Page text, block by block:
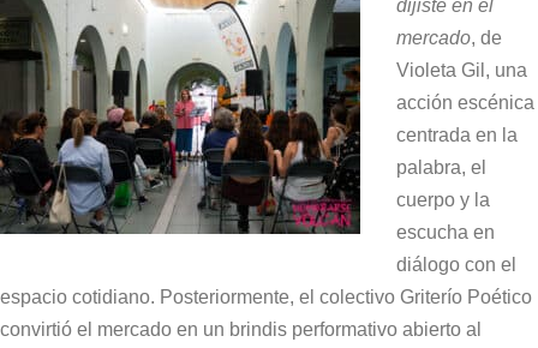
dijiste en el
mercado, de
Violeta Gil, una
acción escénica
centrada en la
palabra, el
cuerpo y la
escucha en
diálogo con el
espacio cotidiano. Posteriormente, el colectivo Griterío Poético
convirtió el mercado en un brindis performativo abierto al